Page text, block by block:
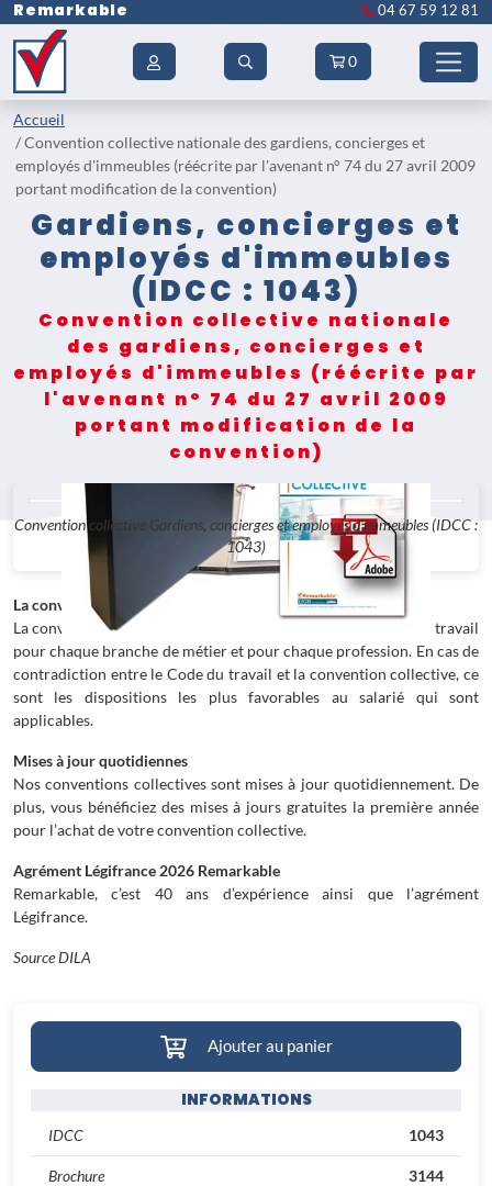
Remarkable 04 67 59 12 81
0
Accueil
Convention collective nationale des gardiens, concierges et
employés d'immeubles (réécrite par l'avenant n° 74 du 27 avril 2009
portant modification de la convention)
Gardiens, concierges et
employés d'immeubles
(IDCC : 1043)
Convention collective nationale
des gardiens, concierges et
employés d'immeubles (réécrite par
l'avenant n° 74 du 27 avril 2009
portant modification de la
convention)
Convention collective Gardiens, concierges et employés d'immeubles (IDCC :
1043)
La convention collective
La convention collective complète les dispositions du code du travail
pour chaque branche de métier et pour chaque profession. En cas de
contradiction entre le Code du travail et la convention collective, ce
sont les dispositions les plus favorables au salarié qui sont
applicables.
Mises à jour quotidiennes
Nos conventions collectives sont mises à jour quotidiennement. De
plus, vous bénéficiez des mises à jours gratuites la première année
pour l’achat de votre convention collective.
Agrément Légifrance 2026 Remarkable
Remarkable, c’est 40 ans d’expérience ainsi que l’agrément
Légifrance.
Source DILA
Ajouter au panier
INFORMATIONS
IDCC 1043
Brochure 3144